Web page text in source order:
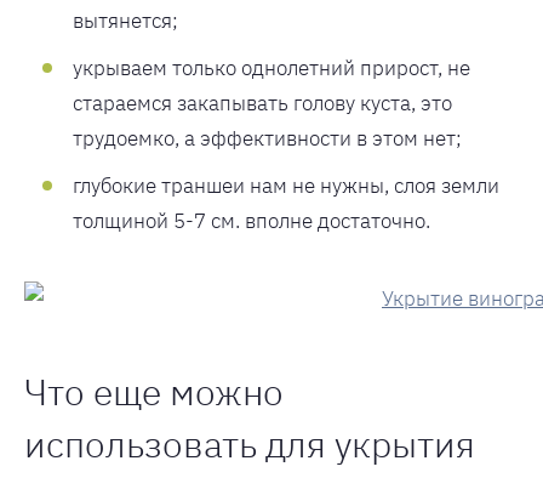
вытянется;
укрываем только однолетний прирост, не
стараемся закапывать голову куста, это
трудоемко, а эффективности в этом нет;
глубокие траншеи нам не нужны, слоя земли
толщиной 5-7 см. вполне достаточно.
Что еще можно
использовать для укрытия